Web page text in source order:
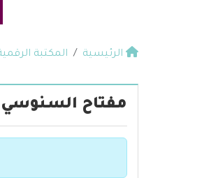
الرئيسية المكتبة
مفتاح